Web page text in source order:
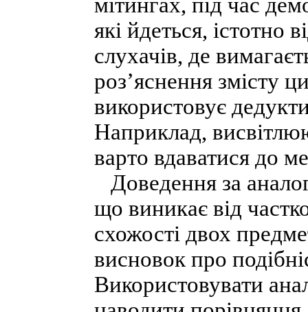
які йдеться, істотно
слухачів, де
роз’яснення змісту
використовує
Наприклад,
варто вдаватися до
Доведення за
що виникає від
схожості двох
висновок про
Використовувати